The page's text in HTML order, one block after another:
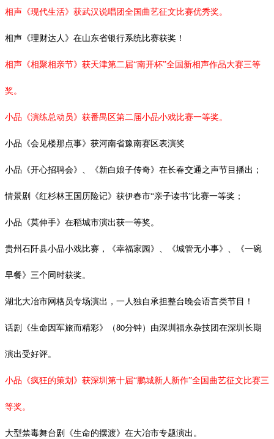
相声《现代生活》获武汉说唱团全国曲艺征文比赛优秀奖。
相声《理财达人》在山东省银行系统比赛获奖！
相声《相聚相亲节》获天津第二届“南开杯”全国新相声作品大赛三等
奖。
小品《演练总动员》获番禺区第二届小品小戏比赛一等奖。
小品《会见楼那点事》获河南省豫南赛区表演奖
小品《开心招聘会》、《新白娘子传奇》在长春交通之声节目播出；
情景剧《红杉林王国历险记》获伊春市“亲子读书”比赛一等奖；
小品《莫伸手》在稻城市演出获一等奖。
贵州石阡县小品小戏比赛，《幸福家园》、《城管无小事》、《一碗
早餐》三个同时获奖。
湖北大冶市网格员专场演出，一人独自承担整台晚会语言类节目！
话剧《生命因军旅而精彩》（80分钟）由深圳福永杂技团在深圳长期
演出受好评。
小品《疯狂的策划》获深圳第十届“鹏城新人新作”全国曲艺征文比赛三
等奖。
大型禁毒舞台剧《生命的摆渡》在大冶市专题演出。